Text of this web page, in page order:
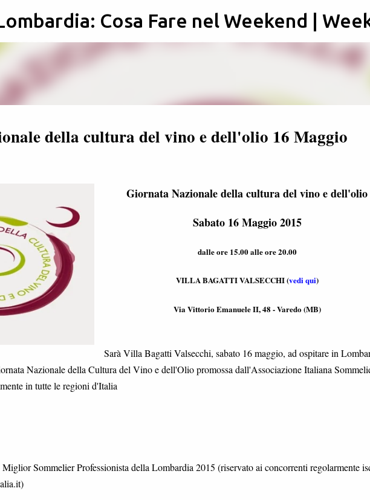
Passa ai contenuti principali
Cosa Fare nel Weekend |
della cultura del vino e dell'olio 16 Maggio
Giornata Nazionale della cultura del vino e dell'olio
Sabato 16 Maggio 2015
dalle ore 15.00 alle ore 20.00
VILLA BAGATTI VALSECCHI (vedi qui)
Via Vittorio Emanuele II, 48 - Varedo (MB)
Sarà Villa Bagatti Valsecchi, sabato 16 maggio, ad ospitare in
Nazionale della Cultura del Vino e dell'Olio promossa dall'Associazione Italiana
in tutte le regioni d'Italia
Sommelier Professionista della Lombardia 2015 (riservato ai concorrenti regolarmente